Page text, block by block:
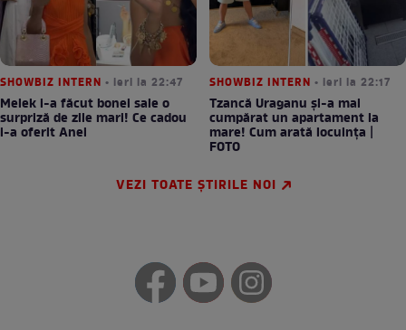
SHOWBIZ INTERN • ieri la 22:47
Melek i-a făcut bonei sale o
surpriză de zile mari! Ce cadou
i-a oferit Anei
SHOWBIZ INTERN • ieri la 22:17
Tzancă Uraganu și-a mai
cumpărat un apartament la
mare! Cum arată locuința |
FOTO
VEZI TOATE ȘTIRILE NOI